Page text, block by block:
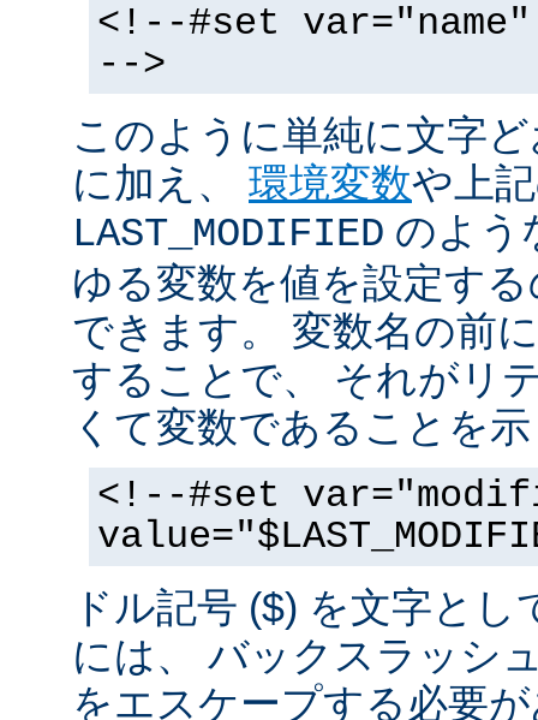
<!--#set
-->
このように単純に文字
に加え、 環境変数や上
LAST_MODIFIED のよう
ゆる変数を値を設定す
できます。 変数名の前
することで、 それがリ
くて変数であることを
<!--#set
ドル記号 ($) を文字と
には、 バックスラッシ
をエスケープする必要